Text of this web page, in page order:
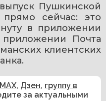
Пушкинской
сейчас: это
в приложении
приложении Почта
клиентских
MAX, Дзен, группу в
за актуальными